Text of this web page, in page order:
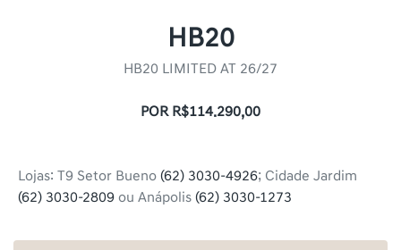
HB20
HB20 LIMITED AT 26/27
POR R$114.290,00
Lojas: T9 Setor Bueno (62) 3030-4926; Cidade Jardim
(62) 3030-2809 ou Anápolis (62) 3030-1273